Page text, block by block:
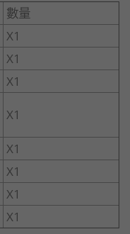
數量
X1
X1
X1
X1
X1
X1
X1
X1